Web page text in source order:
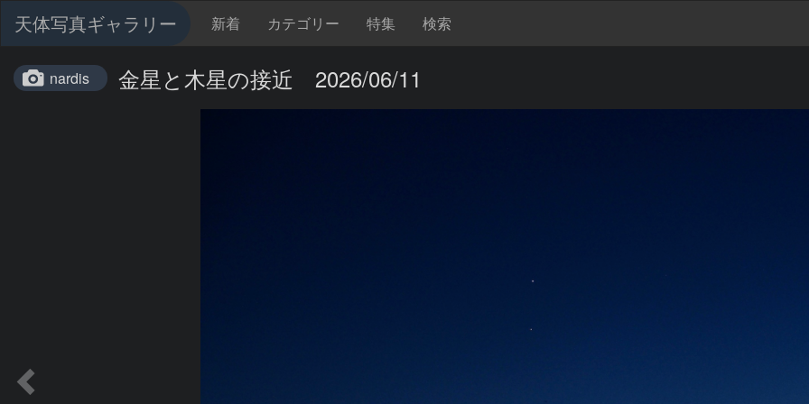
天体写真ギャラリー 新着 カテゴリー 特集 検索
nardis 金星と木星の接近 2026/06/11